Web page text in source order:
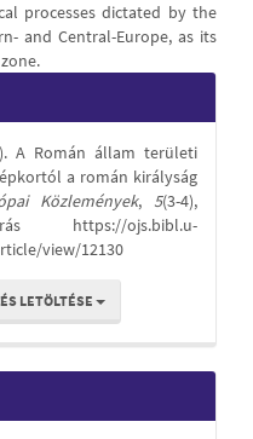
processes dictated by the
and Central-Europe, as its
A Román állam területi
a román királyság
Közlemények, 5(3-4),
https://ojs.bibl.u-
view/12130
LETÖLTÉSE